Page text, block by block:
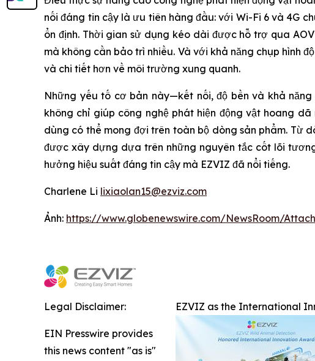
nối đáng tin cậy là ưu tiên hàng đầu: với Wi-Fi 6 và 4G
ổn định. Thời gian sử dụng kéo dài được hỗ trợ qua
mà không cần bảo trì nhiều. Và với khả năng chụp hình
và chi tiết hơn về môi trường xung quanh.
Những yếu tố cơ bản này—kết nối, độ bền và khả
không chỉ giúp công nghệ phát hiện động vật hoang
dùng có thể mong đợi trên toàn bộ dòng sản phẩm. Từ
được xây dựng dựa trên những nguyên tắc cốt lõi
hưởng hiệu suất đáng tin cậy mà EZVIZ đã nổi tiếng.
Charlene Li lixiaolan15@ezviz.com
Ảnh: https://www.globenewswire.com/NewsRoom/
EZVIZ as the International
Legal Disclaimer:
EIN Presswire provides
this news content "as is"